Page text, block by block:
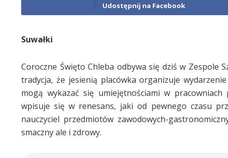
Udostępnij na Facebook
Suwałki
Coroczne Święto Chleba odbywa się dziś w Zespole
tradycja, że jesienią placówka organizuje
mogą wykazać się umiejętnościami w
wpisuje się w renesans, jaki od pewnego czasu
nauczyciel przedmiotów zawodowych-
smaczny ale i zdrowy.